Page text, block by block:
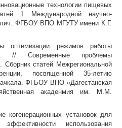
технологии пищевых
1 Международной научно-
ФГБОУ ВПО МГУТУ имени К.Г.
режимов работы
// Современные проблемы
Сборник статей Межрегиональной
посвященной 35-летию
ФГБОУ ВПО «Дагестанская
акаденмия им. М.М.
когенерационных установок для
эффективности использования